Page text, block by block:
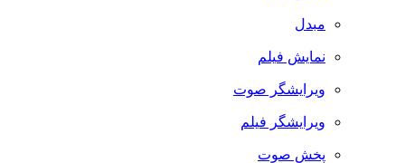
مبدل
نمایش فیلم
ویرایشگر صوت
ویرایشگر فیلم
پخش صوت